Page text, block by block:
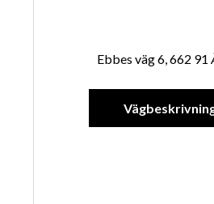
Ebbes väg 6, 662 91